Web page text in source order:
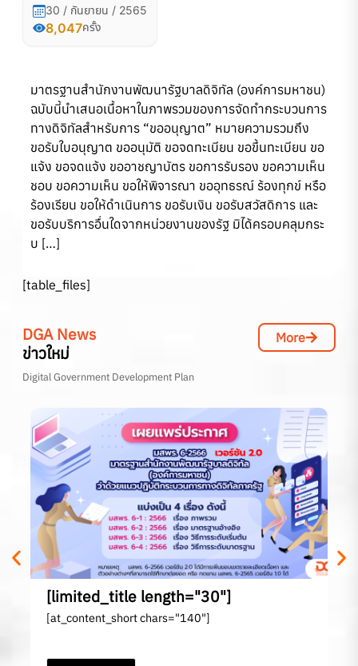
30 / กันยายน / 2565
8,047ครั้ง
มาตรฐานสำนักงานพัฒนารัฐบาลดิจิทัล (องค์การมหาชน)
ฉบับนี้นำเสนอเนื้อหาในภาพรวมของการจัดทำกระบวนการ
ทางดิจิทัลสำหรับการ “ขออนุญาต” หมายความรวมถึง
ขอรับใบอนุญาต ขออนุมัติ ขอจดทะเบียน ขอขึ้นทะเบียน ขอ
แจ้ง ขอจดแจ้ง ขออาชญาบัตร ขอการรับรอง ขอความเห็น
ชอบ ขอความเห็น ขอให้พิจารณา ขออุทธรณ์ ร้องทุกข์ หรือ
ร้องเรียน ขอให้ดำเนินการ ขอรับเงิน ขอรับสวัสดิการ และ
ขอรับบริการอื่นใดจากหน่วยงานของรัฐ มิได้ครอบคลุมกระ
บ […]
[table_files]
DGA News
ข่าวใหม่
More
Digital Government Development Plan
[limited_title length="30"]
[at_content_short chars="140"]